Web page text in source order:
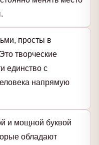
просты в
творческие
единство с
напрямую
и мощной буквой
обладают